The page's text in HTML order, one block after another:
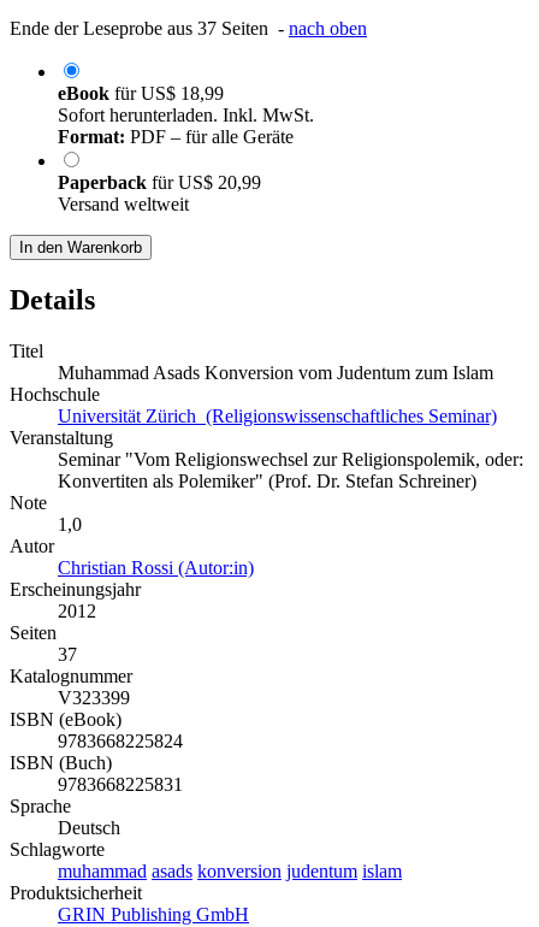
Ende der Leseprobe aus 37 Seiten - nach oben
eBook fürUS$ 18,99
Sofort herunterladen. Inkl. MwSt.
Format: PDF – für alle Geräte
Paperback fürUS$ 20,99
Versand weltweit
In den Warenkorb
Details
Titel
Muhammad Asads Konversion vom Judentum zum Islam
Hochschule
Universität Zürich (Religionswissenschaftliches Seminar)
Veranstaltung
Seminar "Vom Religionswechsel zur Religionspolemik, oder:
Konvertiten als Polemiker" (Prof. Dr. Stefan Schreiner)
Note
1,0
Autor
Christian Rossi (Autor:in)
Erscheinungsjahr
2012
Seiten
37
Katalognummer
V323399
ISBN (eBook)
9783668225824
ISBN (Buch)
9783668225831
Sprache
Deutsch
Schlagworte
muhammad asads konversion judentum islam
Produktsicherheit
GRIN Publishing GmbH